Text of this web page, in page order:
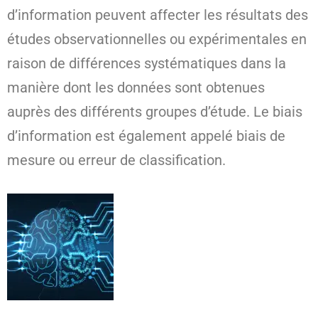
d’information peuvent affecter les résultats des
études observationnelles ou expérimentales en
raison de différences systématiques dans la
manière dont les données sont obtenues
auprès des différents groupes d’étude. Le biais
d’information est également appelé biais de
mesure ou erreur de classification.